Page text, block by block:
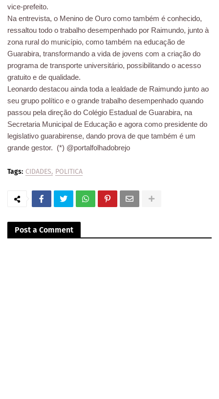
vice-prefeito.
Na entrevista, o Menino de Ouro como também é conhecido,
ressaltou todo o trabalho desempenhado por Raimundo, junto à
zona rural do município, como também na educação de
Guarabira, transformando a vida de jovens com a criação do
programa de transporte universitário, possibilitando o acesso
gratuito e de qualidade.
Leonardo destacou ainda toda a lealdade de Raimundo junto ao
seu grupo político e o grande trabalho desempenhado quando
passou pela direção do Colégio Estadual de Guarabira, na
Secretaria Municipal de Educação e agora como presidente do
legislativo guarabirense, dando prova de que também é um
grande gestor. (*) @portalfolhadobrejo
Tags: CIDADES POLITICA
Post a Comment